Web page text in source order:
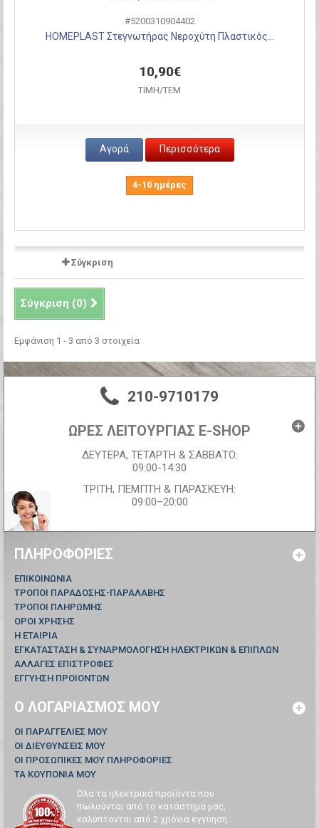
#5200310904402
HOMEPLAST Στεγνωτήρας Νεροχύτη Πλαστικός...
10,90€
ΤΙΜH/ΤΕΜ
Αγορά Περισσότερα
4-10 ημέρες
Σύγκριση
Σύγκριση (0)
Εμφάνιση 1 - 3 από 3 στοιχεία
210-9710179
ΩΡΕΣ ΛΕΙΤΟΥΡΓΙΑΣ E-SHOP
ΔΕΥΤΕΡΑ, ΤΕΤΑΡΤΗ & ΣΑΒΒΑΤΟ:
09:00-14:30
ΤΡΙΤΗ, ΠΕΜΠΤΗ & ΠΑΡΑΣΚΕΥΗ:
09:00–20:00
ΠΛΗΡΟΦΟΡΊΕΣ
ΕΠΙΚΟΙΝΩΝΊΑ
ΤΡΟΠΟΙ ΠΑΡΑΔΟΣΗΣ-ΠΑΡΑΛΑΒΗΣ
ΤΡΟΠΟΙ ΠΛΗΡΩΜΗΣ
ΟΡΟΙ ΧΡΗΣΗΣ
Η ΕΤΑΙΡΙΑ
ΕΓΚΑΤΑΣΤΑΣΗ & ΣΥΝΑΡΜΟΛΟΓΗΣΗ ΗΛΕΚΤΡΙΚΩΝ & ΕΠΙΠΛΩΝ
ΑΛΛΑΓΕΣ ΕΠΙΣΤΡΟΦΕΣ
ΕΓΓΥΗΣΗ ΠΡΟΙΟΝΤΩΝ
Ο ΛΟΓΑΡΙΑΣΜΌΣ ΜΟΥ
ΟΙ ΠΑΡΑΓΓΕΛΊΕΣ ΜΟΥ
ΟΙ ΔΙΕΥΘΎΝΣΕΙΣ ΜΟΥ
ΟΙ ΠΡΟΣΩΠΙΚΈΣ ΜΟΥ ΠΛΗΡΟΦΟΡΊΕΣ
ΤΑ ΚΟΥΠΌΝΙΑ ΜΟΥ
Όλα τα ηλεκτρικά προϊόντα που
πωλούνται από το κατάστημα μας,
καλύπτονται από 2 χρόνια εγγύηση...